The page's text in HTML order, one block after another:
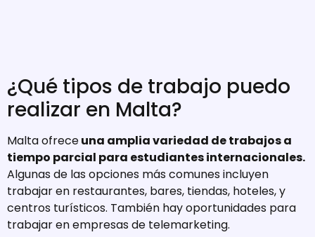
¿Qué tipos de trabajo puedo
realizar en Malta?
Malta ofreceuna amplia variedad de trabajos a
tiempo parcial para estudiantes internacionales.
Algunas de las opciones más comunes incluyen
trabajar en restaurantes, bares, tiendas, hoteles, y
centros turísticos. También hay oportunidades para
trabajar en empresas de telemarketing.